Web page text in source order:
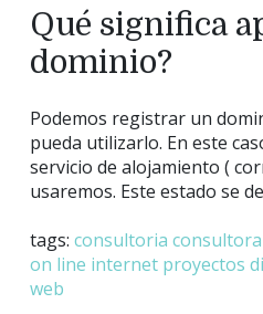
Qué significa
dominio?
Podemos registrar un
pueda utilizarlo. En este
servicio de alojamiento (
usaremos. Este estado se
tags: consultoria
on line internet proyectos
web